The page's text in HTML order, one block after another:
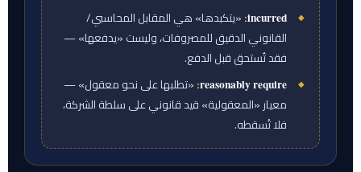
البند 1.04 — مصروفات العمل.
تسدّد الشركة
للمدير التنفيذي جميع مصروفات العمل المعقولة
والضرورية التي يتكبدها أثناء أدائه مهامه بموجب
هذه الاتفاقية، وذلك عند تقديم كشوف
المصروفات و/أو الإيصالات و/أو المستندات الثبوتية،
الشركة على نحو معقول.
incurred
: «يتكبدها» هي المقابل المحاسبي/
القانوني الدقيق للمصروفات، وليست «يدفعها» —
فقد تُستحق قبل الدفع.
reasonably require
: «تطلبها على نحو معقول» —
معيار «المعقولية» قيد قانوني على سلطة الشركة،
فلا تُسقطه.